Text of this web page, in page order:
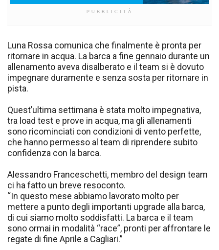
PUBBLICITÀ
Luna Rossa comunica che finalmente è pronta per
ritornare in acqua. La barca a fine gennaio durante un
allenamento aveva disalberato e il team si è dovuto
impegnare duramente e senza sosta per ritornare in
pista.
Quest’ultima settimana è stata molto impegnativa,
tra load test e prove in acqua, ma gli allenamenti
sono ricominciati con condizioni di vento perfette,
che hanno permesso al team di riprendere subito
confidenza con la barca.
Alessandro Franceschetti, membro del design team
ci ha fatto un breve resoconto.
“In questo mese abbiamo lavorato molto per
mettere a punto degli importanti upgrade alla barca,
di cui siamo molto soddisfatti. La barca e il team
sono ormai in modalità “race”, pronti per affrontare le
regate di fine Aprile a Cagliari.”